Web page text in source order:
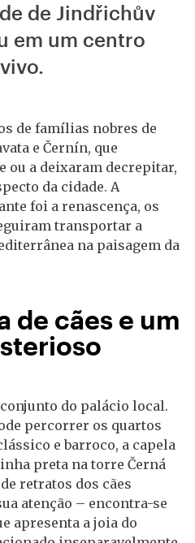
de Jindřichův
em um centro
de famílias nobres de
e Černín, que
ou a deixaram decrepitar,
da cidade. A
foi a renascença, os
transportar a
na paisagem da
de cães e um
do palácio local.
percorrer os quartos
e barroco, a capela
preta na torre Černá
retratos dos cães
atenção – encontra-se
apresenta a joia do